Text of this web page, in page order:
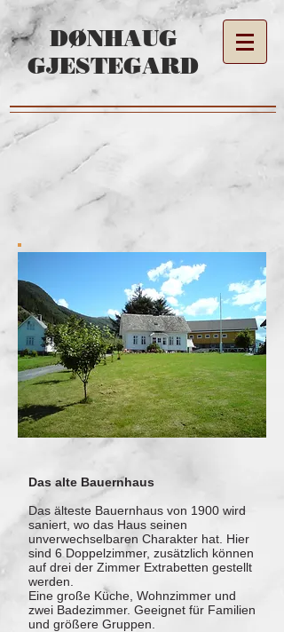
DØNHAUG
GJESTEGARD
Das alte Bauernhaus
Das älteste Bauernhaus von 1900 wird
saniert, wo das Haus seinen
unverwechselbaren Charakter hat. Hier
sind 6 Doppelzimmer, zusätzlich können
auf drei der Zimmer Extrabetten gestellt
werden.
Eine große Küche, Wohnzimmer und
zwei Badezimmer. Geeignet für Familien
und größere Gruppen.